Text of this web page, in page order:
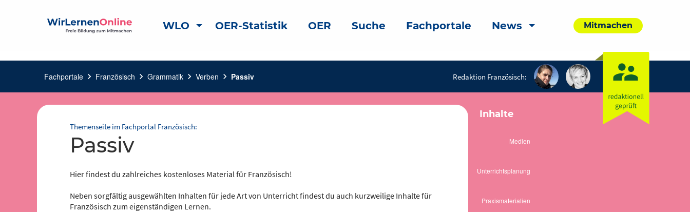
WLO OER-Statistik OER Suche Fachportale News Mitmachen
Fachportale chevron_right Französisch chevron_right Grammatik chevron_right Verben chevron_right Passiv Redaktion Französisch:
Themenseite im Fachportal Französisch:
Passiv
Hier findest du zahlreiches kostenloses Material für Französisch!
Neben sorgfältig ausgewählten Inhalten für jede Art von Unterricht findest du auch kurzweilige Inhalte für
Französisch zum eigenständigen Lernen.
Inhalte